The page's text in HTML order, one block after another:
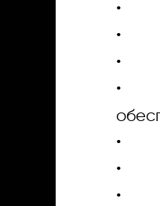
•
•
•
•
•
•
•